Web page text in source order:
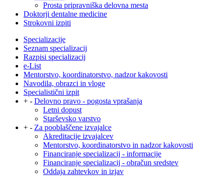
Prosta pripravniška delovna mesta
Doktorji dentalne medicine
Strokovni izpiti
Specializacije
Seznam specializacij
Razpisi specializacij
e-List
Mentorstvo, koordinatorstvo, nadzor kakovosti
Navodila, obrazci in vloge
Specialistični izpit
+ - Delovno pravo - pogosta vprašanja
Letni dopust
Starševsko varstvo
+ - Za pooblaščene izvajalce
Akreditacije izvajalcev
Mentorstvo, koordinatorstvo in nadzor kakovosti
Financiranje specializacij - informacije
Financiranje specializacij - obračun sredstev
Oddaja zahtevkov in izjav